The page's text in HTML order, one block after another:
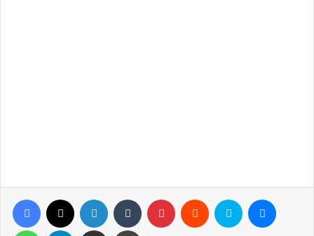
Facebook LinkedIn Tumblr Pinterest Reddit Skype
WhatsAppTelegram Email ile gönder Yazdır